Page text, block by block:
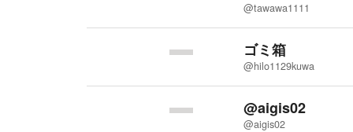
@tawawa1111
ゴミ箱
@hilo1129kuwa
@aigis02
@aigis02